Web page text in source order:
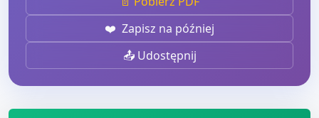
❤️ Zapisz na później
📤 Udostępnij